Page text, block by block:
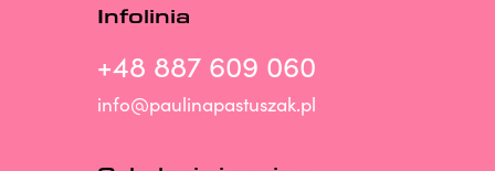
Infolinia
+48 887 609 060
info@paulinapastuszak.pl